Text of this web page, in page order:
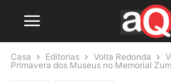
Casa Editorias Volta Redonda
Primavera dos Museus no Memorial